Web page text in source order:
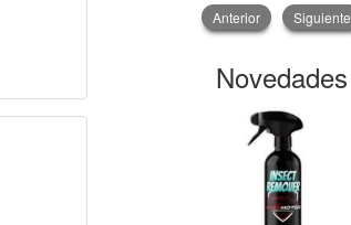
Anterior Siguiente
Novedades